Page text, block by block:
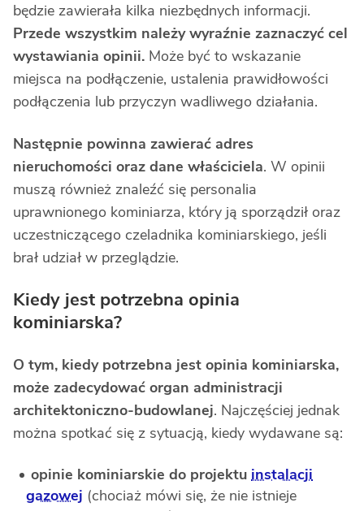
będzie zawierała kilka niezbędnych informacji.
Przede wszystkim należy wyraźnie zaznaczyć cel
wystawiania opinii. Może być to wskazanie
miejsca na podłączenie, ustalenia prawidłowości
podłączenia lub przyczyn wadliwego działania.
Następnie powinna zawierać adres
nieruchomości oraz dane właściciela. W opinii
muszą również znaleźć się personalia
uprawnionego kominiarza, który ją sporządził oraz
uczestniczącego czeladnika kominiarskiego, jeśli
brał udział w przeglądzie.
Kiedy jest potrzebna opinia
kominiarska?
O tym, kiedy potrzebna jest opinia kominiarska,
może zadecydować organ administracji
architektoniczno-budowlanej. Najczęściej jednak
można spotkać się z sytuacją, kiedy wydawane są:
opinie kominiarskie do projektu instalacji
gazowej (chociaż mówi się, że nie istnieje